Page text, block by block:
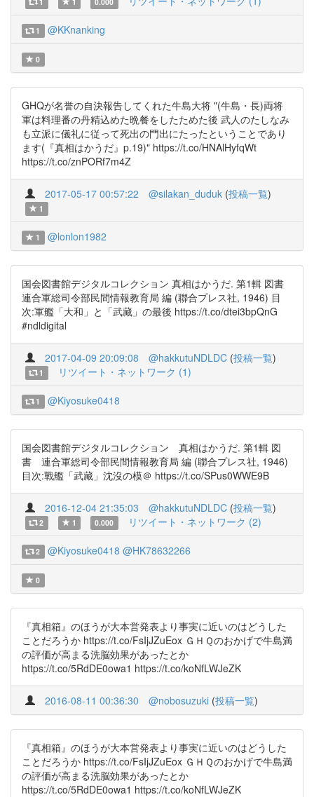
1 @KKnanking
0
GHQが名誉の自決報告してくれた牛島大将 "(牛島・長)両将
軍は料理番の丹精込めた晩餐をしたためた後 武人のたしなみ
も立派に儀礼に従って死出の門出にたったということであり
ます(『真相はかうだ』p.19)" https://t.co/HNAlHyfqWt
https://t.co/znPORf7m4Z
2017-05-17 00:57:22 @silakan_duduk (投稿一覧)
1
1 @lonlon1982
国会図書館デジタルコレクション 真相はかうだ. 第1輯 図書
連合軍総司令部民間情報教育局 編 (聯合プレス社, 1946) 目
次:軍艦「大和」と「武藏」の最後 https://t.co/dtei3bpQnG
#ndldigital
2017-04-09 20:09:08 @hakkutuNDLDC (投稿一覧)
1 リツイート・ネットワーク (1)
1 @Kiyosuke0418
国会図書館デジタルコレクション 真相はかうだ. 第1輯 図
書 連合軍総司令部民間情報教育局 編 (聯合プレス社, 1946)
目次:戰艦「武藏」沈沒の模＠ https://t.co/SPus0WWE9B
2016-12-04 21:35:03 @hakkutuNDLDC (投稿一覧)
2 1 0.000 リツイート・ネットワーク (2)
2 @Kiyosuke0418 @HK78632266
0
『真相箱』のほうが大本営発表より事実に近いのはどうした
ことだろうか https://t.co/FsIjJZuEox ＧＨＱのおかげで牛島満
の評価が高まる洗脳効果があったとか
https://t.co/5RdDE0owa1 https://t.co/koNfLWJeZK
2016-08-11 00:36:30 @nobosuzuki (投稿一覧)
『真相箱』のほうが大本営発表より事実に近いのはどうした
ことだろうか https://t.co/FsIjJZuEox ＧＨＱのおかげで牛島満
の評価が高まる洗脳効果があったとか
https://t.co/5RdDE0owa1 https://t.co/koNfLWJeZK